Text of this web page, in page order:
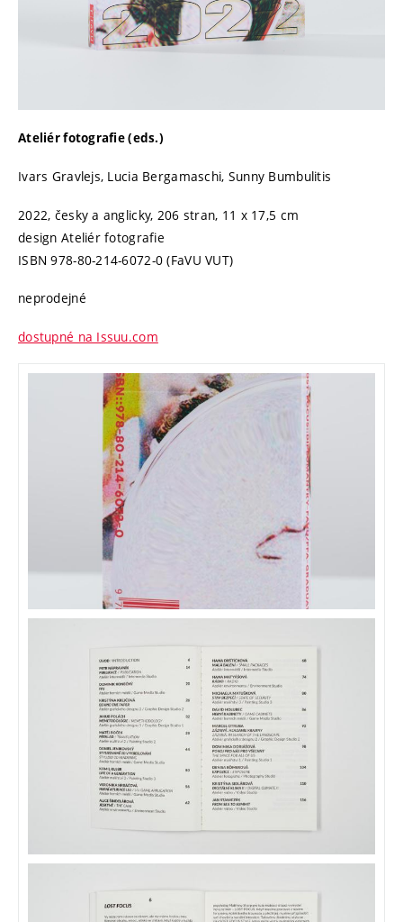
Ateliér fotografie (eds.)
Ivars Gravlejs, Lucia Bergamaschi, Sunny Bumbulitis
2022, česky a anglicky, 206 stran, 11 x 17,5 cm
design Ateliér fotografie
ISBN 978-80-214-6072-0 (FaVU VUT)
neprodejné
dostupné na Issuu.com